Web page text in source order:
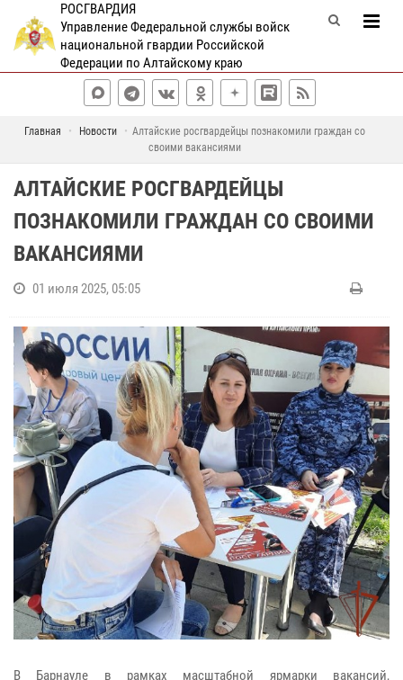
РОСГВАРДИЯ
Управление Федеральной службы войск
национальной гвардии Российской
Федерации по Алтайскому краю
Главная Новости
Алтайские росгвардейцы познакомили граждан со
своими вакансиями
АЛТАЙСКИЕ РОСГВАРДЕЙЦЫ
ПОЗНАКОМИЛИ ГРАЖДАН СО СВОИМИ
ВАКАНСИЯМИ
01 июля 2025, 05:05
В Барнауле в рамках масштабной ярмарки вакансий,